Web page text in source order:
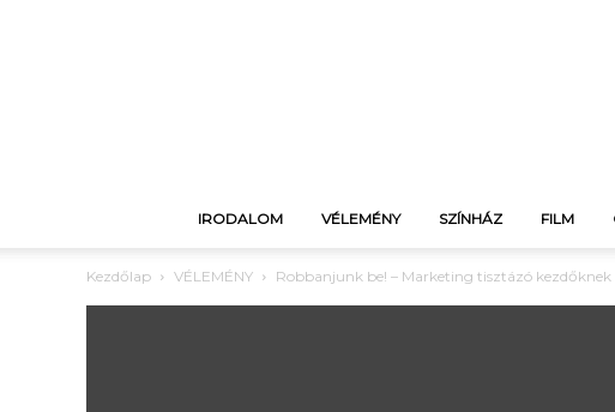
IRODALOM VÉLEMÉNY SZÍNHÁZ FILM
Kezdőlap VÉLEMÉNY Robbanjunk be! – Marketing tisztázó kezdőknek